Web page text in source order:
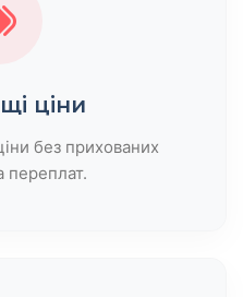
ціни
без прихованих
переплат.